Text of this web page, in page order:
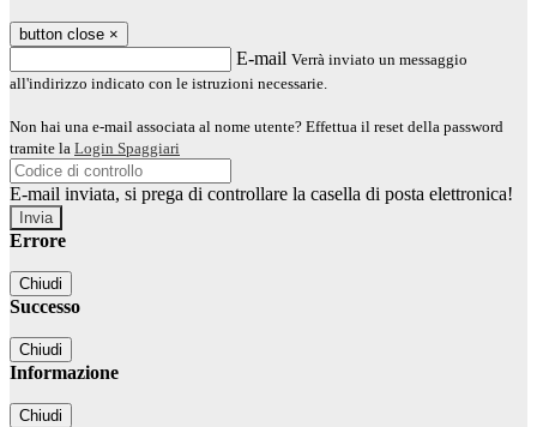
button close ×
E-mail Verrà inviato un messaggio
all'indirizzo indicato con le istruzioni necessarie.
Non hai una e-mail associata al nome utente? Effettua il reset della password
tramite la Login Spaggiari
E-mail inviata, si prega di controllare la casella di posta elettronica!
Errore
Chiudi
Successo
Chiudi
Informazione
Chiudi